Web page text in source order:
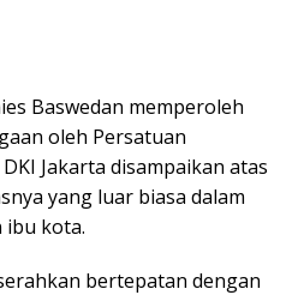
Baswedan memperoleh
oleh Persatuan
Jakarta disampaikan atas
yang luar biasa dalam
ibu kota.
bertepatan dengan